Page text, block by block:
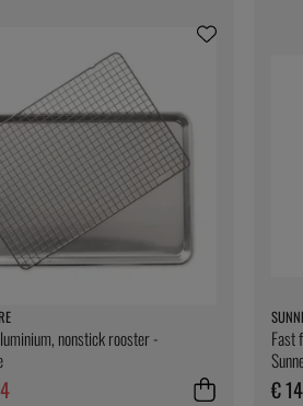
nonstick rooster -
Fast
€ 14